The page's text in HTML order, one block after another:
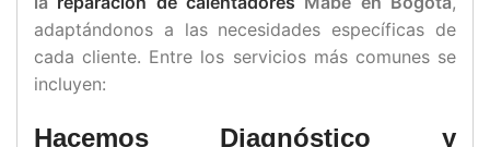
adaptándonos a las necesidades específicas de
cada cliente. Entre los servicios más comunes se
incluyen:
Hacemos Diagnóstico y